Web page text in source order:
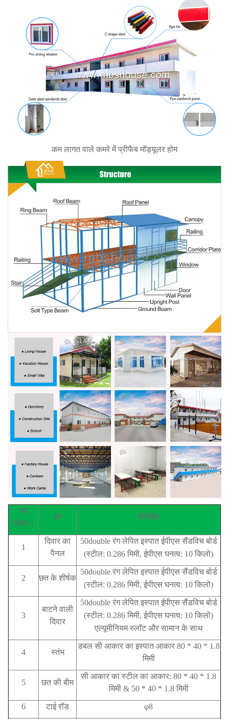
कम लागत वाले कमरे में प्रीफैब मॉड्यूलर होम
मद
संख्या।
अंग विनिर्देश
1
दिवार का
पैनल
50double रंग लेपित इस्पात ईपीएस सैंडविच बोर्ड
(स्टील: 0.286 मिमी, ईपीएस घनत्व: 10 किलो)
2 छत के शीर्षक
50double रंग लेपित इस्पात ईपीएस सैंडविच बोर्ड
(स्टील: 0.286 मिमी, ईपीएस घनत्व: 10 किलो)
3
बाटने वाली
दिवार
50double रंग लेपित इस्पात ईपीएस सैंडविच बोर्ड
(स्टील: 0.286 मिमी, ईपीएस घनत्व: 10 किलो)
एल्यूमीनियम स्लॉट और सामान के साथ
4 स्तंभ
डबल सी आकार का इस्पात आकार 80 * 40 * 1.8
मिमी
5 छत की बीम
सी आकार का स्टील का आकार: 80 * 40 * 1.8
मिमी & 50 * 40 * 1.8 मिमी
6 टाई रॉड φ8